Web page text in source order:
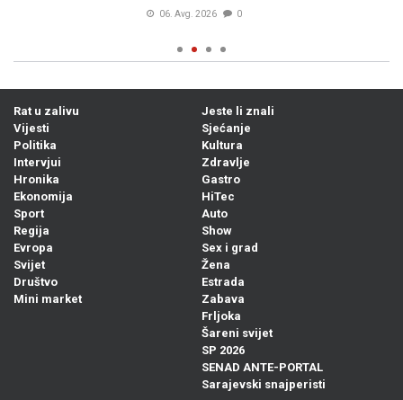
Rat u zalivu
Vijesti
Politika
Intervjui
Hronika
Ekonomija
Sport
Regija
Evropa
Svijet
Društvo
Mini market
Jeste li znali
Sjećanje
Kultura
Zdravlje
Gastro
HiTec
Auto
Show
Sex i grad
Žena
Estrada
Zabava
Frljoka
Šareni svijet
SP 2026
SENAD ANTE-PORTAL
Sarajevski snajperisti